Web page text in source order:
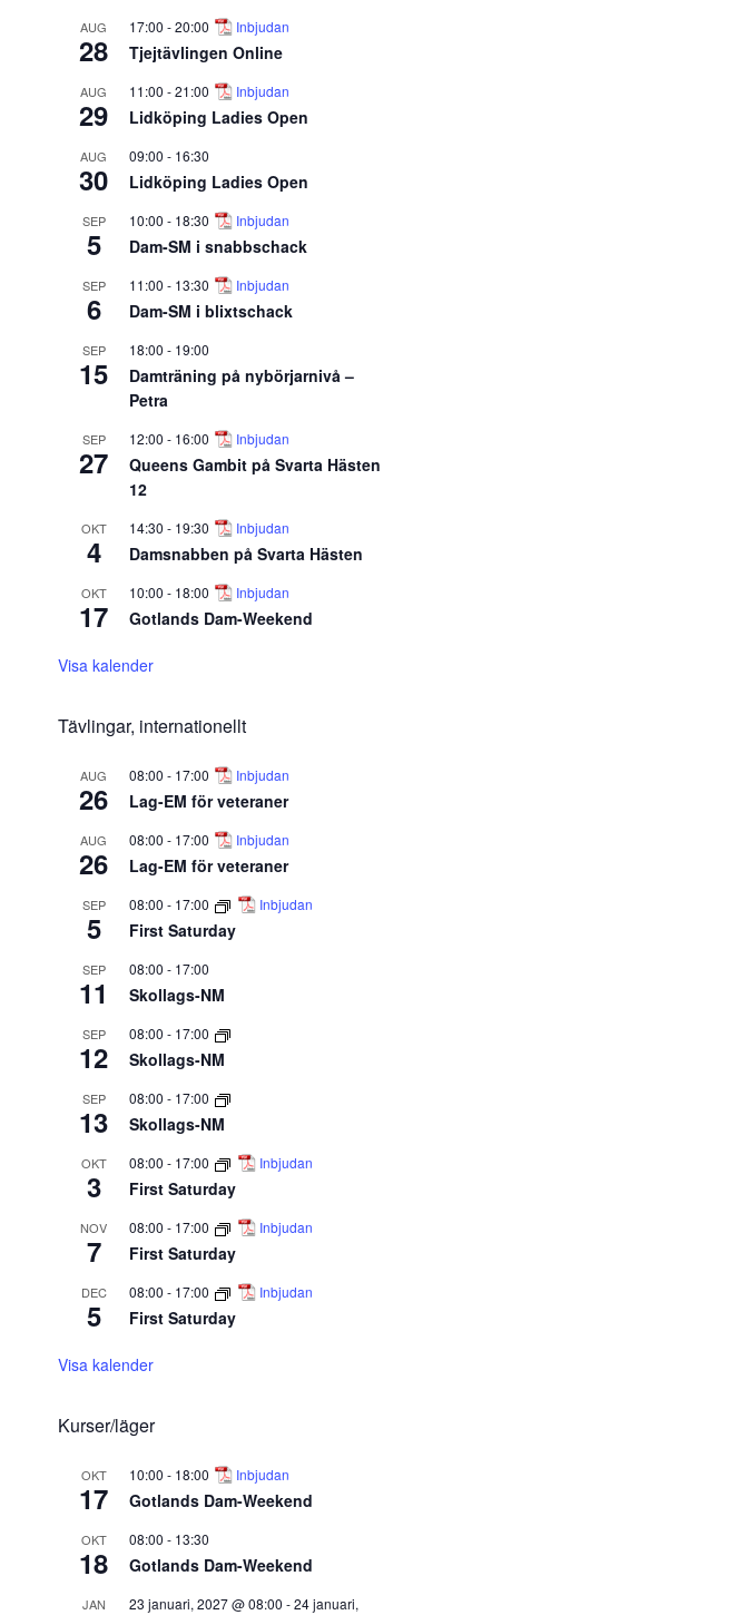
AUG
28
17:00 -20:00 Inbjudan
Tjejtävlingen Online
AUG
29
11:00 -21:00 Inbjudan
Lidköping Ladies Open
AUG
30
09:00 - 16:30
Lidköping Ladies Open
SEP
5
10:00 - 18:30 Inbjudan
Dam-SM i snabbschack
SEP
6
11:00 - 13:30 Inbjudan
Dam-SM i blixtschack
SEP
15
18:00 - 19:00
Damträning på nybörjarnivå –
Petra
SEP
27
12:00 - 16:00 Inbjudan
Queens Gambit på Svarta Hästen
12
OKT
4
14:30 - 19:30 Inbjudan
Damsnabben på Svarta Hästen
OKT
17
10:00 - 18:00 Inbjudan
Gotlands Dam-Weekend
Visa kalender
Tävlingar, internationellt
AUG
26
08:00 - 17:00 Inbjudan
Lag-EM för veteraner
AUG
26
08:00 - 17:00 Inbjudan
Lag-EM för veteraner
SEP
5
08:00 - 17:00 Inbjudan
First Saturday
SEP
11
08:00 - 17:00
Skollags-NM
SEP
12
08:00 - 17:00
Skollags-NM
SEP
13
08:00 - 17:00
Skollags-NM
OKT
3
08:00 - 17:00 Inbjudan
First Saturday
NOV
7
08:00 - 17:00 Inbjudan
First Saturday
DEC
5
08:00 - 17:00 Inbjudan
First Saturday
Visa kalender
Kurser/läger
OKT
17
10:00 - 18:00 Inbjudan
Gotlands Dam-Weekend
OKT
18
08:00 - 13:30
Gotlands Dam-Weekend
JAN 23 januari, 2027 @ 08:00 -24 januari,